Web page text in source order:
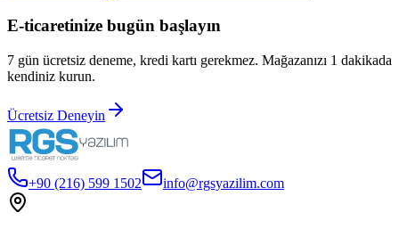
E-ticaretinize bugün başlayın
7 gün ücretsiz deneme, kredi kartı gerekmez. Mağazanızı 1 dakikada
kendiniz kurun.
Ücretsiz Deneyin
+90 (216) 599 1502 info@rgsyazilim.com